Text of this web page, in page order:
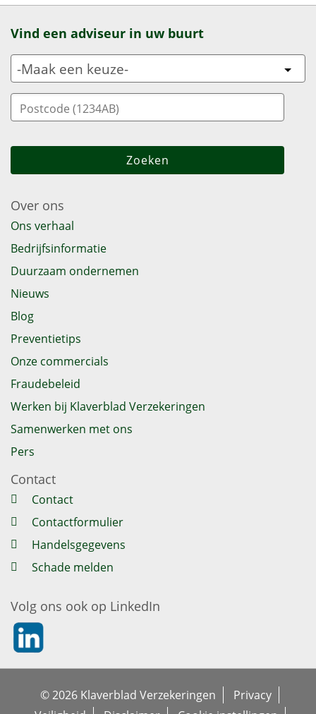
Vind een adviseur in uw buurt
Over ons
Ons verhaal
Bedrijfsinformatie
Duurzaam ondernemen
Nieuws
Blog
Preventietips
Onze commercials
Fraudebeleid
Werken bij Klaverblad Verzekeringen
Samenwerken met ons
Pers
Contact
Contact
Contactformulier
Handelsgegevens
Schade melden
Volg ons ook op LinkedIn
https://nl.linkedin.com/company/klaverblad-
© 2026 Klaverblad Verzekeringen
Privacy